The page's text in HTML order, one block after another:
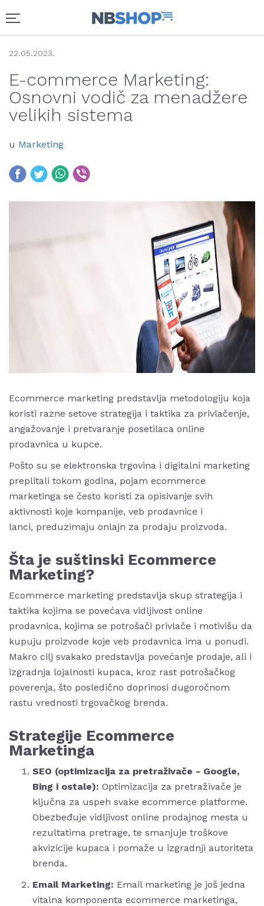
22.05.2023.
E-commerce Marketing:
Osnovni vodič za menadžere
velikih sistema
u Marketing
Ecommerce marketing predstavlja metodologiju koja
koristi razne setove strategija i taktika za privlačenje,
angažovanje i pretvaranje posetilaca online
prodavnica u kupce.
Pošto su se elektronska trgovina i digitalni marketing
preplitali tokom godina, pojam ecommerce
marketinga se često koristi za opisivanje svih
aktivnosti koje kompanije, veb prodavnice i
lanci, preduzimaju onlajn za prodaju proizvoda.
Šta je suštinski Ecommerce
Marketing?
Ecommerce marketing predstavlja skup strategija i
taktika kojima se povećava vidljivost online
prodavnica, kojima se potrošači privlače i motivišu da
kupuju proizvode koje veb prodavnica ima u ponudi.
Makro cilj svakako predstavlja povećanje prodaje, ali i
izgradnja lojalnosti kupaca, kroz rast potrošačkog
poverenja, što posledično doprinosi dugoročnom
rastu vrednosti trgovačkog brenda.
Strategije Ecommerce
Marketinga
SEO (optimizacija za pretraživače - Google,
Bing i ostale): Optimizacija za pretraživače je
ključna za uspeh svake ecommerce platforme.
Obezbeđuje vidljivost online prodajnog mesta u
rezultatima pretrage, te smanjuje troškove
akvizicije kupaca i pomaže u izgradnji autoriteta
brenda.
Email Marketing: Email marketing je još jedna
vitalna komponenta ecommerce marketinga,